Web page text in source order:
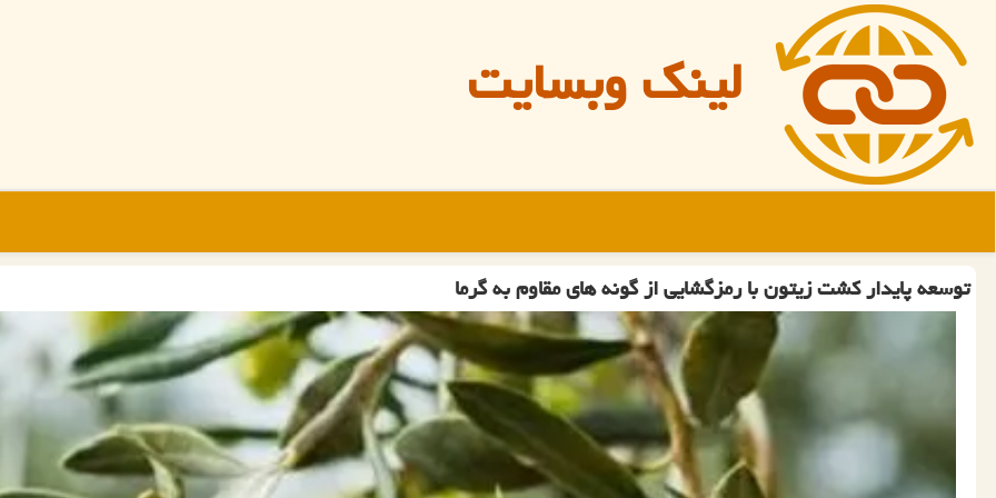
لینک وبسایت
توسعه پایدار کشت زیتون با رمزگشایی از گونه های مقاوم به گرما